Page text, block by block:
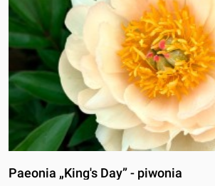
Paeonia „King's Day” - piwonia